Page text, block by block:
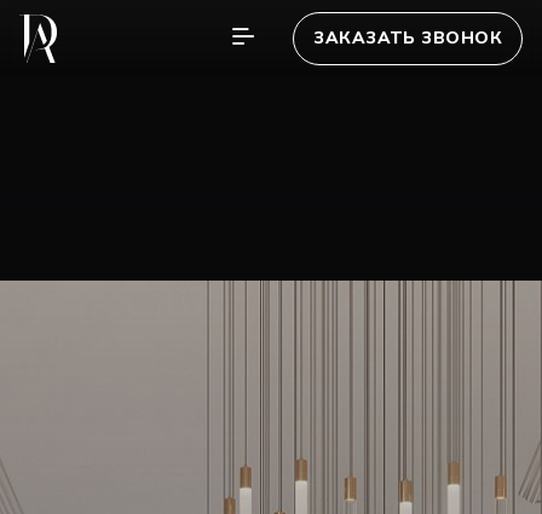
ЗАКАЗАТЬ ЗВОНОК